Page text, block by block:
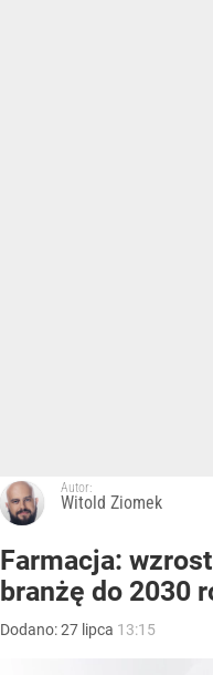
Autor:
Witold Ziomek
Farmacja:
branżę do 2030
Dodano:27 lipca 13:15